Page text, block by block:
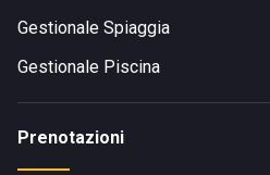
Gestionale Spiaggia
Gestionale Piscina
Prenotazioni